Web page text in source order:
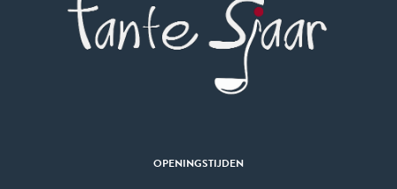
OPENINGSTIJDEN